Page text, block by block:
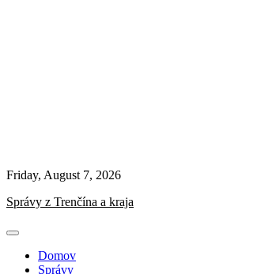
Friday, August 7, 2026
Správy z Trenčína a kraja
Domov
Správy